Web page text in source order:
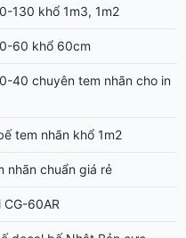
130 khổ 1m3, 1m2
60 khổ 60cm
40 chuyên tem nhãn cho in
tem nhãn khổ 1m2
nhãn chuẩn giá rẻ
60AR